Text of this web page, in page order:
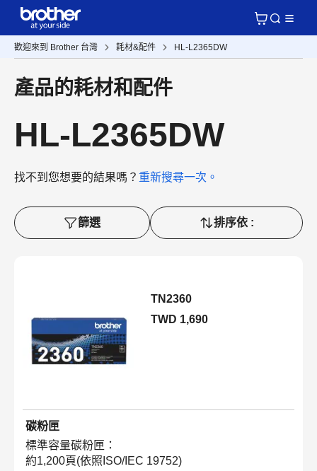
歡迎來到 Brother 台灣 耗材&配件 HL-L2365DW
產品的耗材和配件
HL-L2365DW
找不到您想要的結果嗎？ 重新搜尋一次。
篩選 排序依 :
TN2360
TWD 1,690
碳粉匣
標準容量碳粉匣：
約1,200頁(依照ISO/IEC 19752)